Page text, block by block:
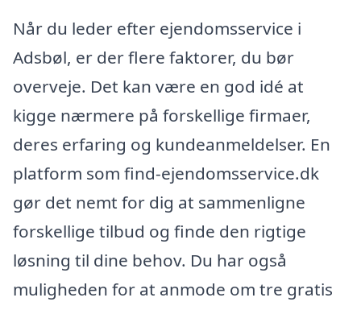
Når du leder efter ejendomsservice i
Adsbøl, er der flere faktorer, du bør
overveje. Det kan være en god idé at
kigge nærmere på forskellige firmaer,
deres erfaring og kundeanmeldelser. En
platform som find-ejendomsservice.dk
gør det nemt for dig at sammenligne
forskellige tilbud og finde den rigtige
løsning til dine behov. Du har også
muligheden for at anmode om tre gratis